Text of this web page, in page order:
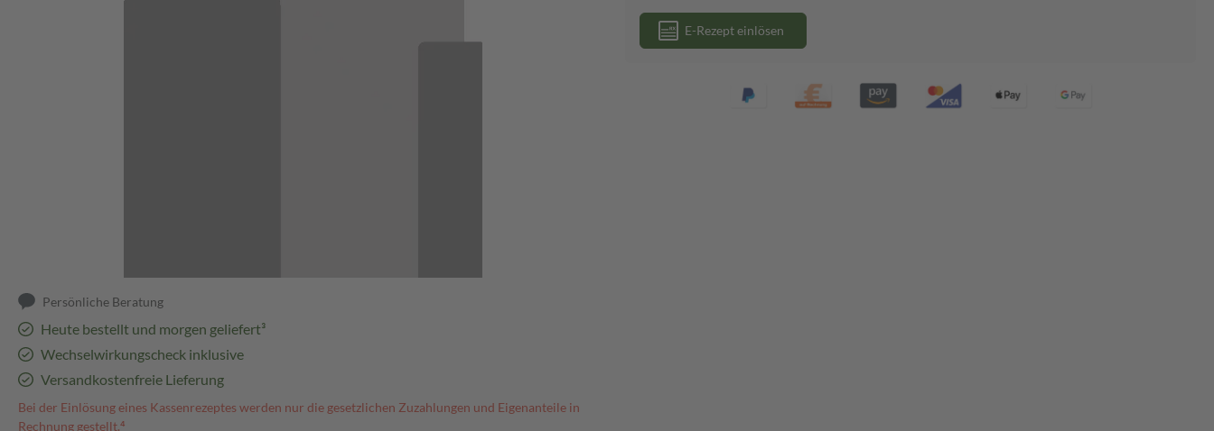
Persönliche Beratung
Heute bestellt und morgen geliefert³
Wechselwirkungscheck inklusive
Versandkostenfreie Lieferung
Bei der Einlösung eines Kassenrezeptes werden nur die gesetzlichen Zuzahlungen und Eigenanteile in
Rechnung gestellt.⁴
E-Rezept einlösen